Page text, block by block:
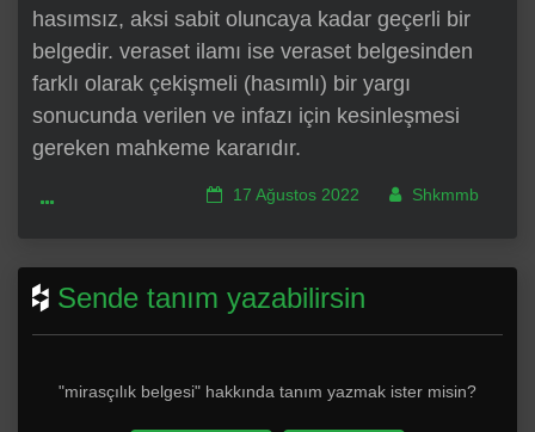
hasımsız, aksi sabit oluncaya kadar geçerli bir
belgedir. veraset ilamı ise veraset belgesinden
farklı olarak çekişmeli (hasımlı) bir yargı
sonucunda verilen ve infazı için kesinleşmesi
gereken mahkeme kararıdır.
17 Ağustos 2022 Shkmmb
Sende tanım yazabilirsin
"mirasçılık belgesi" hakkında tanım yazmak ister misin?